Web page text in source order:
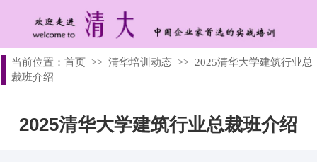
当前位置： 首页 >> 清华培训动态 >> 2025清华大学建筑行业总
裁班介绍
2025清华大学建筑行业总裁班介绍